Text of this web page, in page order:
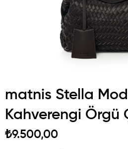
matnis Stella
Kahverengi Örgü
₺9.500,00